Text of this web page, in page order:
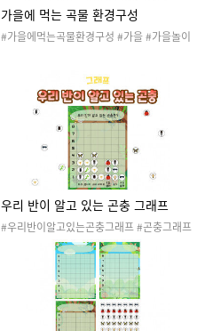
가을에 먹는 곡물 환경구성
#가을에먹는곡물환경구성 #가을 #가을놀이
젝트 #가을환경구성 #가을게시판 #가을환경
판 #교실환경구성
우리 반이 알고 있는 곤충 그래프
#우리반이알고있는곤충그래프 #곤충그래프
#곤충프로젝트 #봄 #여름 #가을 #봄곤충 #
여름곤충 #가을곤충 #자연탐구 #자연관찰 #
과학 #곤충채집 #곤충놀이 #곤충활동 #자연
#표 #그래프 #표도안 #그래프도안 #투표 #
봄학습 #봄생태